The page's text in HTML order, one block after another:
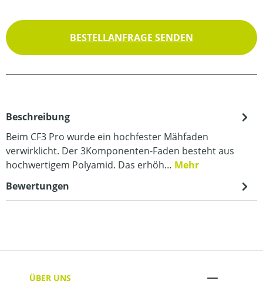
BESTELLANFRAGE SENDEN
Beschreibung
Beim CF3 Pro wurde ein hochfester Mähfaden
verwirklicht. Der 3Komponenten-Faden besteht aus
hochwertigem Polyamid. Das erhöh… Mehr
Bewertungen
ÜBER UNS